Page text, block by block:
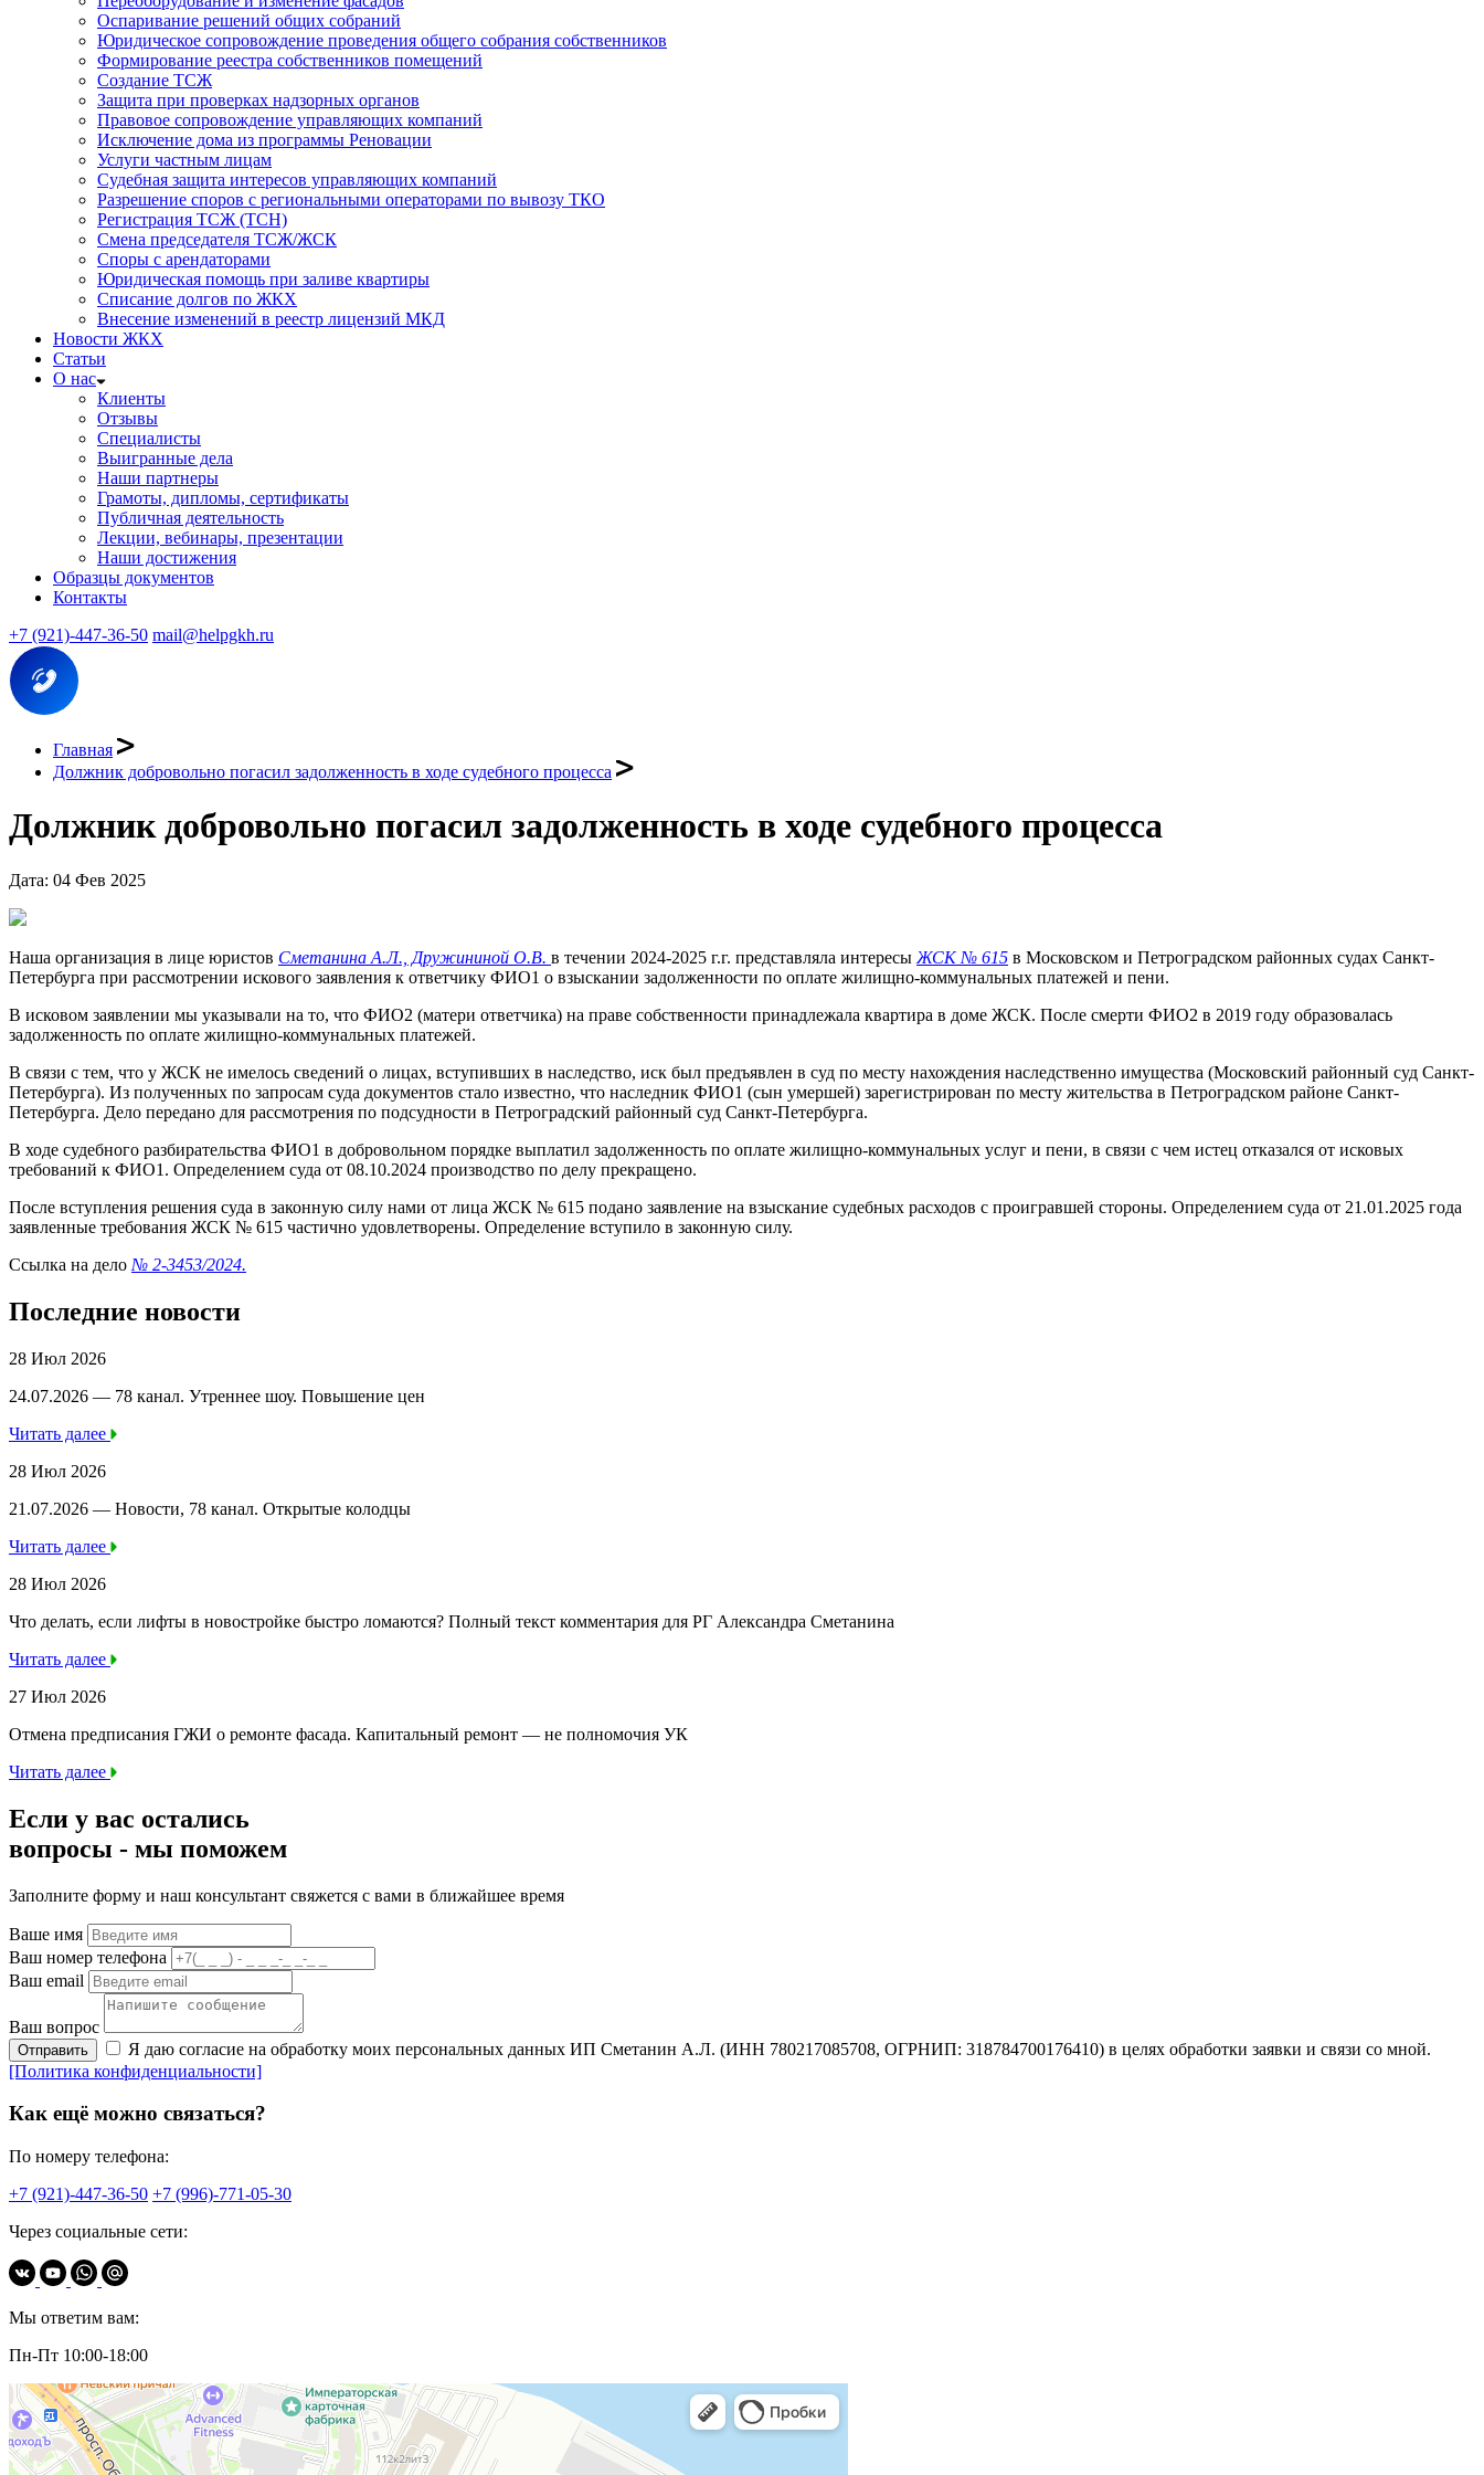
Оспаривание решений общих собраний
Юридическое сопровождение проведения общего собрания собственников
Формирование реестра собственников помещений
Создание ТСЖ
Защита при проверках надзорных органов
Правовое сопровождение управляющих компаний
Исключение дома из программы Реновации
Услуги частным лицам
Судебная защита интересов управляющих компаний
Разрешение споров с региональными операторами по вывозу ТКО
Регистрация ТСЖ (ТСН)
Смена председателя ТСЖ/ЖСК
Споры с арендаторами
Юридическая помощь при заливе квартиры
Списание долгов по ЖКХ
Внесение изменений в реестр лицензий МКД
Новости ЖКХ
Статьи
О нас
Клиенты
Отзывы
Специалисты
Выигранные дела
Наши партнеры
Грамоты, дипломы, сертификаты
Публичная деятельность
Лекции, вебинары, презентации
Наши достижения
Образцы документов
Контакты
+7 (921)-447-36-50 mail@helpgkh.ru
Главная
Должник добровольно погасил задолженность в ходе судебного процесса
Должник добровольно погасил задолженность в ходе судебного процесса
Дата: 04 Фев 2025
Наша организация в лице юристов Сметанина А.Л., Дружининой О.В. в течении 2024-2025 г.г. представляла интересы ЖСК № 615 в Московском и Петроградском районных судах Санкт-
Петербурга при рассмотрении искового заявления к ответчику ФИО1 о взыскании задолженности по оплате жилищно-коммунальных платежей и пени.
В исковом заявлении мы указывали на то, что ФИО2 (матери ответчика) на праве собственности принадлежала квартира в доме ЖСК. После смерти ФИО2 в 2019 году образовалась
задолженность по оплате жилищно-коммунальных платежей.
В связи с тем, что у ЖСК не имелось сведений о лицах, вступивших в наследство, иск был предъявлен в суд по месту нахождения наследственно имущества (Московский районный суд Санкт-
Петербурга). Из полученных по запросам суда документов стало известно, что наследник ФИО1 (сын умершей) зарегистрирован по месту жительства в Петроградском районе Санкт-
Петербурга. Дело передано для рассмотрения по подсудности в Петроградский районный суд Санкт-Петербурга.
В ходе судебного разбирательства ФИО1 в добровольном порядке выплатил задолженность по оплате жилищно-коммунальных услуг и пени, в связи с чем истец отказался от исковых
требований к ФИО1. Определением суда от 08.10.2024 производство по делу прекращено.
После вступления решения суда в законную силу нами от лица ЖСК № 615 подано заявление на взыскание судебных расходов с проигравшей стороны. Определением суда от 21.01.2025 года
заявленные требования ЖСК № 615 частично удовлетворены. Определение вступило в законную силу.
Ссылка на дело № 2-3453/2024.
Последние новости
28 Июл 2026
24.07.2026 — 78 канал. Утреннее шоу. Повышение цен
Читать далее
28 Июл 2026
21.07.2026 — Новости, 78 канал. Открытые колодцы
Читать далее
28 Июл 2026
Что делать, если лифты в новостройке быстро ломаются? Полный текст комментария для РГ Александра Сметанина
Читать далее
27 Июл 2026
Отмена предписания ГЖИ о ремонте фасада. Капитальный ремонт — не полномочия УК
Читать далее
Если у вас остались
вопросы - мы поможем
Заполните форму и наш консультант свяжется с вами в ближайшее время
Ваше имя
Ваш номер телефона
Ваш email
Ваш вопрос
Отправить
Я даю согласие на обработку моих персональных данных ИП Сметанин А.Л. (ИНН 780217085708, ОГРНИП: 318784700176410) в целях обработки заявки и связи со мной.
[Политика конфиденциальности]
Как ещё можно связаться?
По номеру телефона:
+7 (921)-447-36-50 +7 (996)-771-05-30
Через социальные сети:
Мы ответим вам:
Пн-Пт 10:00-18:00